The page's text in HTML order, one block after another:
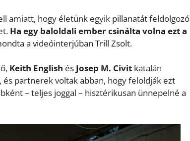
amiatt, hogy életünk egyik pillanatát feldolgozó
Ha egy baloldali ember csinálta volna ezt a
a videóinterjúban Trill Zsolt.
Keith English és Josep M. Civit katalán
partnerek voltak abban, hogy feloldják ezt
– teljes joggal – hisztérikusan ünnepelné a